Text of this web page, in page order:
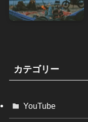
カテゴリー
YouTube